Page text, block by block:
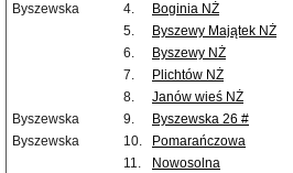
Byszewska
4. Boginia NŻ
5.
Byszewy Majątek NŻ
6.
Byszewy NŻ
7.
Plichtów NŻ
8.
Janów wieś NŻ
Byszewska
9.
Byszewska 26 #
Byszewska
10.
Pomarańczowa
11.
Nowosolna